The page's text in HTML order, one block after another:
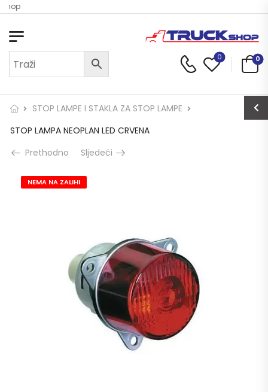
0 0
STOP LAMPE I STAKLA ZA STOP LAMPE
STOP LAMPA NEOPLAN LED CRVENA
Prethodno
Sljedeći
NEMA NA ZALIHI